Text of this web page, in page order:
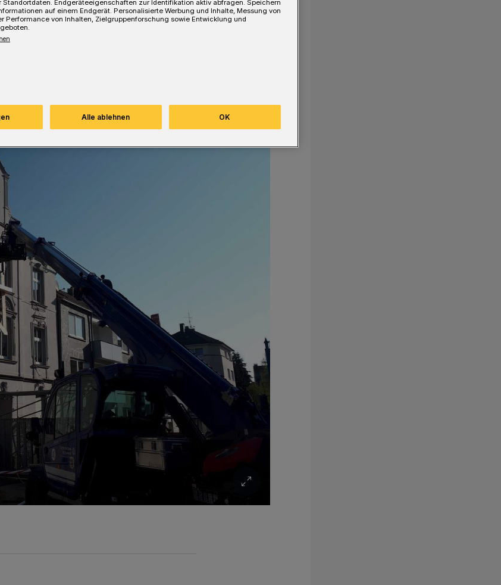
Standortdaten. Endgeräteeigenschaften zur Identifikation aktiv abfragen. Speichern
auf einem Endgerät. Personalisierte Werbung und Inhalte, Messung von
Performance von Inhalten, Zielgruppenforschung sowie Entwicklung und
Alle ablehnen OK